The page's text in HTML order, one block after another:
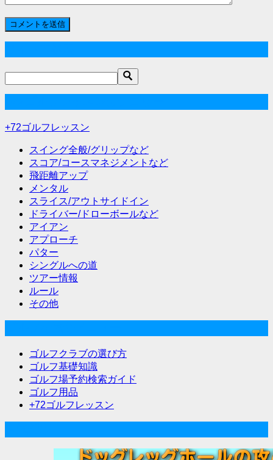
+72ゴルフレッスン
スイング全般/グリップなど
スコア/コースマネジメントなど
飛距離アップ
メンタル
スライス/アウトサイドイン
ドライバー/ドローボールなど
アイアン
アプローチ
パター
シングルへの道
ツアー情報
ルール
その他
ゴルフクラブの選び方
ゴルフ基礎知識
ゴルフ場予約検索ガイド
ゴルフ用品
+72ゴルフレッスン